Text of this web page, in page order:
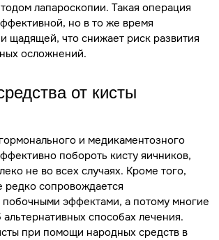
лапароскопии. Такая операция
но в то же время
щадящей, что снижает риск развития
осложнений.
от кисты
и медикаментозного
побороть кисту яичников,
не во всех случаях. Кроме того,
редко сопровождается
эффектами, а потому многие
способах лечения.
при помощи народных средств в